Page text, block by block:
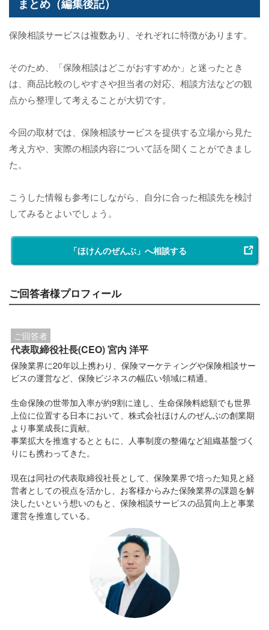
まとめ（編集後記）
保険相談サービスは複数あり、それぞれに特徴があります。
そのため、「保険相談はどこがおすすめか」と迷ったとき
は、商品比較のしやすさや担当者の対応、相談方法などの観
点から整理して考えることが大切です。
今回の取材では、保険相談サービスを提供する立場から見た
考え方や、実際の相談内容について話を聞くことができまし
た。
こうした情報も参考にしながら、自分に合った相談先を検討
してみるとよいでしょう。
「ほけんのぜんぶ」へ相談する
ご回答者様プロフィール
ご回答者
代表取締役社長(CEO) 宮内 洋平
保険業界に20年以上携わり、保険マーケティングや保険相談サー
ビスの運営など、保険ビジネスの幅広い領域に精通。
生命保険の世帯加入率が約9割に達し、生命保険料総額でも世界
上位に位置する日本において、株式会社ほけんのぜんぶの創業期
より事業成長に貢献。
事業拡大を推進するとともに、人事制度の整備など組織基盤づく
りにも携わってきた。
現在は同社の代表取締役社長として、保険業界で培った知見と経
営者としての視点を活かし、お客様からみた保険業界の課題を解
決したいという想いのもと、保険相談サービスの品質向上と事業
運営を推進している。